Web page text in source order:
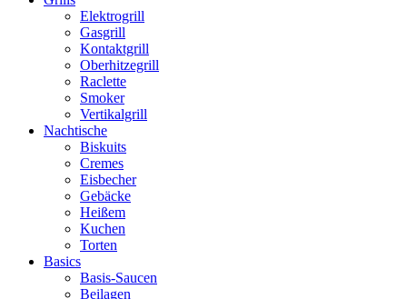
Elektrogrill
Gasgrill
Kontaktgrill
Oberhitzegrill
Raclette
Smoker
Vertikalgrill
Nachtische
Biskuits
Cremes
Eisbecher
Gebäcke
Heißem
Kuchen
Torten
Basics
Basis-Saucen
Beilagen